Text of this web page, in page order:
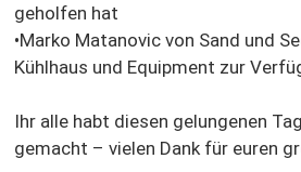
geholfen hat
•Marko Matanovic von Sand und
Kühlhaus und Equipment zur
Ihr alle habt diesen gelungenen
gemacht – vielen Dank für euren